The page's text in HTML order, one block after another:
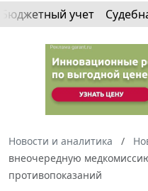
Бюджетный учет
Новости и аналитика
внеочередную
противопоказаний